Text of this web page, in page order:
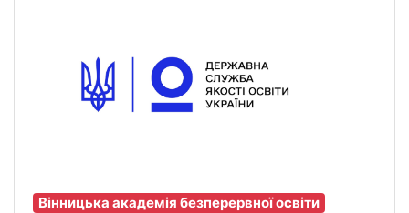
Вінницька академія безперервної освіти